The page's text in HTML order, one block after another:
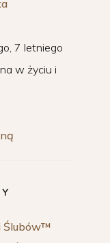
7 letniego
w życiu i
Ślubów™